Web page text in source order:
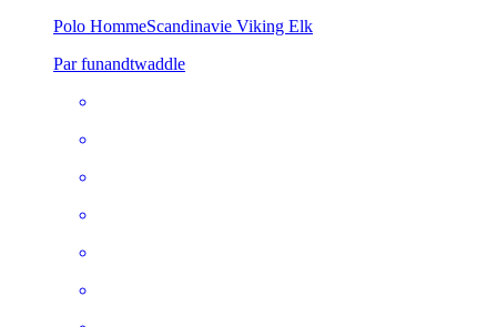
Polo HommeScandinavie Viking Elk
Par funandtwaddle